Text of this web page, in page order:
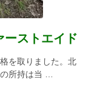
ーストエイド
を取りました。北
所持は当 …